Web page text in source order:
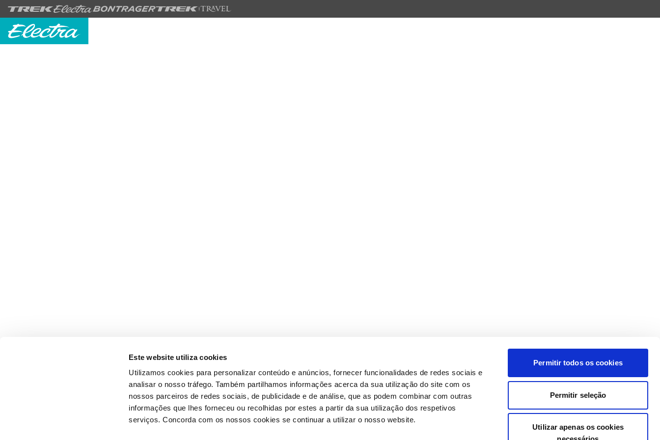
Este website utiliza cookies
Utilizamos cookies para personalizar conteúdo e anúncios, fornecer funcionalidades de redes sociais e
analisar o nosso tráfego. Também partilhamos informações acerca da sua utilização do site com os
nossos parceiros de redes sociais, de publicidade e de análise, que as podem combinar com outras
informações que lhes forneceu ou recolhidas por estes a partir da sua utilização dos respetivos
serviços. Concorda com os nossos cookies se continuar a utilizar o nosso website.
Permitir todos os cookies
Permitir seleção
Utilizar apenas os cookies